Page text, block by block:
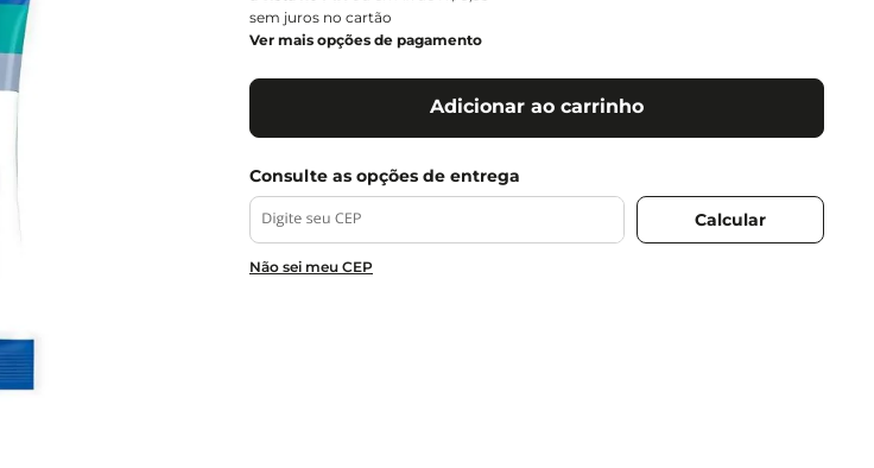
sem juros no cartão
Ver mais opções de pagamento
Adicionar ao carrinho
Não sei meu CEP